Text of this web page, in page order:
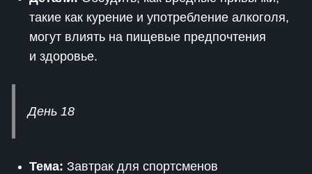
такие как курение и употребление алкоголя,
могут влиять на пищевые предпочтения
и здоровье.
День 18
Тема: Завтрак для спортсменов